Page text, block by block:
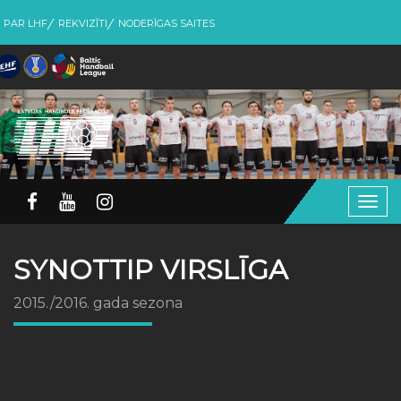
PAR LHF REKVIZĪTI NODERĪGAS SAITES
SYNOTTIP VIRSLĪGA
2015./2016. gada sezona